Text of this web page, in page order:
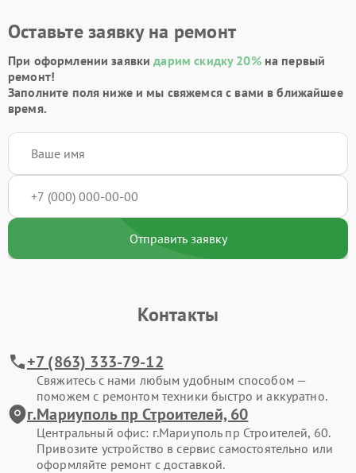
Оставьте заявку на ремонт
При оформлении заявкидарим скидку 20%на первый
ремонт!
Заполните поля ниже и мы свяжемся с вами в ближайшее
время.
Отправить заявку
Контакты
+7 (863) 333-79-12
Свяжитесь с нами любым удобным способом —
поможем с ремонтом техники быстро и аккуратно.
г.Мариуполь пр Строителей, 60
Центральный офис: г.Мариуполь пр Строителей, 60.
Привозите устройство в сервис самостоятельно или
оформляйте ремонт с доставкой.